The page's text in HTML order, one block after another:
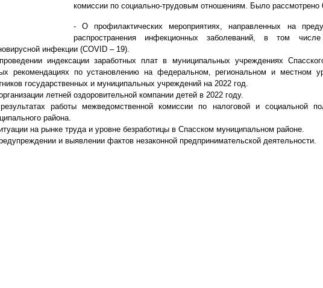
комиссии по социально-трудовым отношениям. Было рассмотрено
- О профилактических мероприятиях, направленных на
распространения инфекционных заболеваний, в том
инфекции (COVID – 19).
индексации заработных плат в муниципальных учреждениях
рекомендациях по установлению на федеральном, региональном и местном
государственных и муниципальных учреждений на 2022 год.
летней оздоровительной компании детей в 2022 году.
работы межведомственной комиссии по налоговой и социальной
района.
на рынке труда и уровне безработицы в Спасском муниципальном районе.
и выявлении фактов незаконной предпринимательской деятельности.